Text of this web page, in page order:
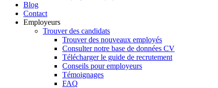
Blog
Contact
Employeurs
Trouver des candidats
Trouver des nouveaux employés
Consulter notre base de données CV
Télécharger le guide de recrutement
Conseils pour employeurs
Témoignages
FAQ